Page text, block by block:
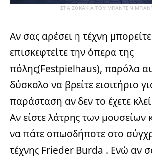
ΣΤΑ ΣΟΚΑΚΙΑ ΤΟΥ ΜΠΑΝΤΕΝ
Αν σας αρέσει η τέχνη
επισκεφτείτε την όπερα της
πόλης(Festpielhaus), παρόλα
δύσκολο να βρείτε εισιτήριο
παράσταση αν δεν το έχετε
Αν είστε λάτρης των μουσείων
να πάτε οπωσδήποτε στο
τέχνης Frieder Burda . Eνώ αν